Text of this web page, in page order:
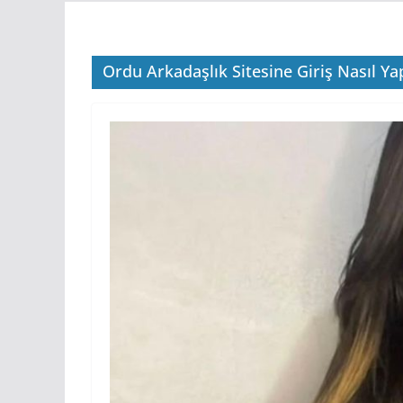
Ordu Arkadaşlık Sitesine Giriş Nasıl